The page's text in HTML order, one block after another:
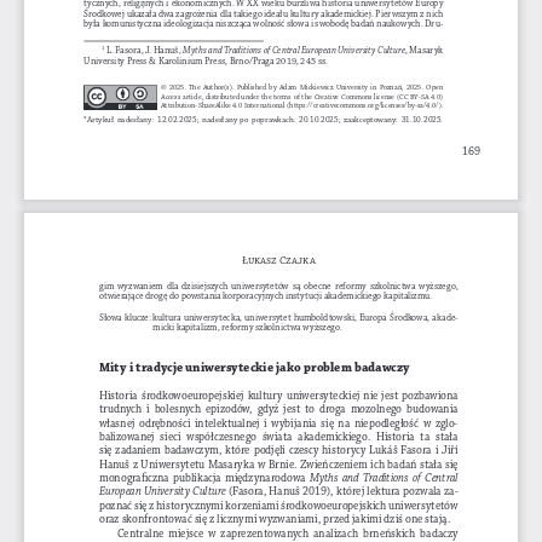
169
©  2025.  The  Author(s).  Published  by  Adam  Mickiewicz  University  in  Poznań,  2025.  Open
Access  article,  distributed  under  the  terms  of  the  Creative  Commons  license  (CC  BY-SA  4.0)
Attribution-ShareAlike  4.0  International  (https://creativecommons.org/licenses/by-sa/4.0/).
*Artykuł  nadesłany:  12.02.2025;  nadesłany  po  poprawkach:  20.10.2025;  zaakceptowany:  31.10.2025.
Środkowej ukazała dwa zagrożenia dla takiego ideału kultury akademickiej. Pierwszym z nich
była komunistyczna ideologizacja niszcząca wolność słowa i swobodę badań naukowych. Dru-
1 L. Fasora, J. Hanuš, Myths and Traditions of Central European University Culture, Masaryk
University Press & Karolinium Press, Brno/Praga 2019, 245 ss.
Łukasz Czajka
gim  wyzwaniem  dla  dzisiejszych  uniwersytetów  są  obecne  reformy  szkolnictwa  wyższego,
otwierające drogę do powstania korporacyjnych instytucji akademickiego kapitalizmu.
Słowa klucze: kultura uniwersytecka, uniwersytet humboldtowski, Europa Środkowa, akade-
micki kapitalizm, reformy szkolnictwa wyższego.
Mity i tradycje uniwersyteckie jako problem badawczy
Historia  środkowoeuropejskiej  kultury  uniwersyteckiej  nie  jest  pozbawiona
trudnych  i  bolesnych  epizodów,  gdyż  jest  to  droga  mozolnego  budowania
własnej  odrębności  intelektualnej  i  wybijania  się  na  niepodległość  w  zglo-
balizowanej  sieci  współczesnego  świata  akademickiego.  Historia  ta  stała
się  zadaniem  badawczym,  które  podjęli  czescy  historycy  Lukáš  Fasora  i  Jiří
Hanuš z Uniwersytetu Masaryka w Brnie. Zwieńczeniem ich badań stała się
monograficzna  publikacja  międzynarodowa Myths  and  Traditions  of  Central
European University Culture (Fasora, Hanuš 2019), której lektura pozwala za-
poznać się z historycznymi korzeniami środkowoeuropejskich uniwersytetów
oraz skonfrontować się z licznymi wyzwaniami, przed jakimi dziś one stają.
Centralne  miejsce  w  zaprezentowanych  analizach  brneńskich  badaczy